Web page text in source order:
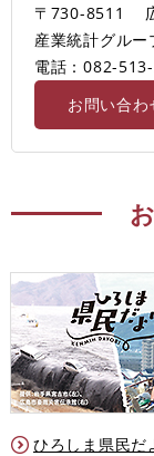
〒730-8511
産業統計グルー
電話：082-
お問い合わ
ひろしま県民だ